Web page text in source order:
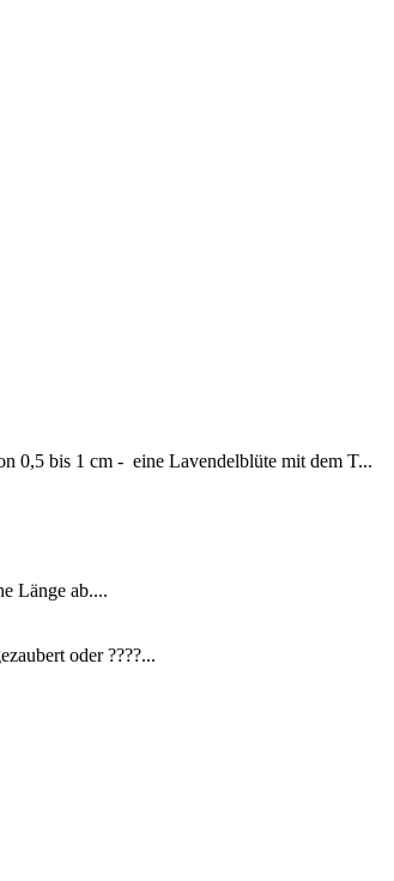
0,5 bis 1 cm - eine Lavendelblüte mit dem T...
Länge ab....
oder ????...